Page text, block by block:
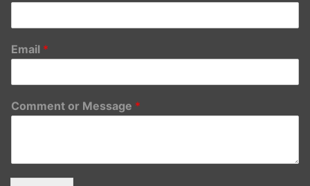
Email *
Comment or Message *